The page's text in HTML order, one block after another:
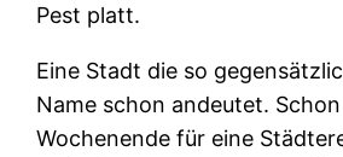
Pest platt.
Eine Stadt die so
Name schon andeutet.
Wochenende für eine